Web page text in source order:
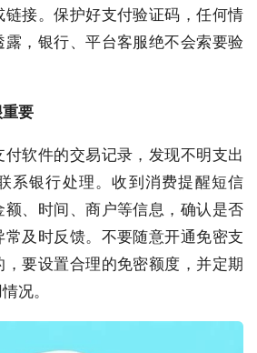
链接。保护好支付验证码，任何情
，银行、平台客服绝不会索要验
要
软件的交易记录，发现不明支出
系银行处理。收到消费提醒短信
额、时间、商户等信息，确认是否
常及时反馈。不要随意开通免密支
要设置合理的免密额度，并定期
况。